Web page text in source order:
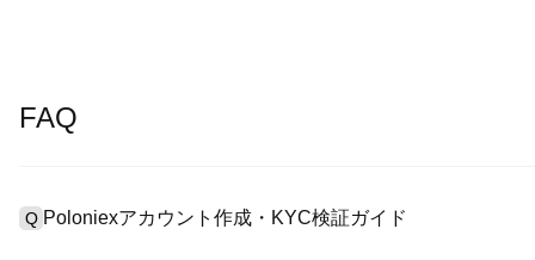
FAQ
Q Poloniexアカウント作成・KYC検証ガイド